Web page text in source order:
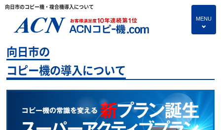
向日市のコピー機・複合機導入について
MENU
4
プランのご紹介
保守サービス
コピー機あれこれ
向日市の
コピー機の導入について